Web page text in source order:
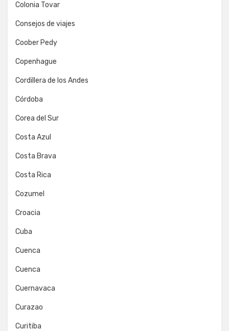
Colonia Tovar
Consejos de viajes
Coober Pedy
Copenhague
Cordillera de los Andes
Córdoba
Corea del Sur
Costa Azul
Costa Brava
Costa Rica
Cozumel
Croacia
Cuba
Cuenca
Cuenca
Cuernavaca
Curazao
Curitiba